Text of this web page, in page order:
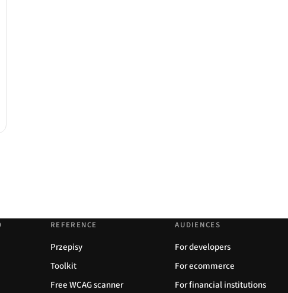
REFERENCE
Przepisy
Toolkit
Free WCAG scanner
AUDIENCES
For developers
For ecommerce
For financial institutions